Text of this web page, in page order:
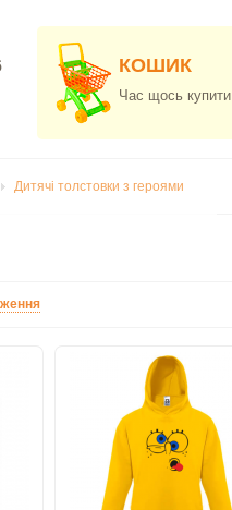
КОШИК
Час щось купити
Дитячі толстовки з героями